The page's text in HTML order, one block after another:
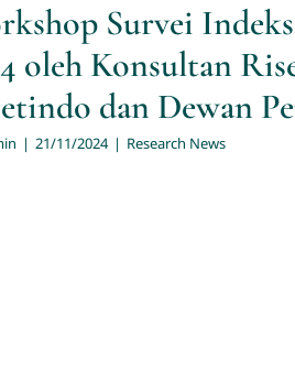
Survei
oleh Konsultan
dan Dewan
| 21/11/2024 | Research News